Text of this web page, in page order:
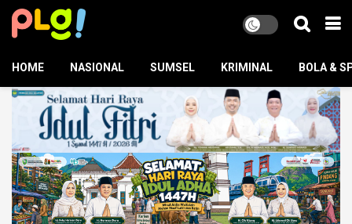
HOME NASIONAL SUMSEL KRIMINAL BOLA &